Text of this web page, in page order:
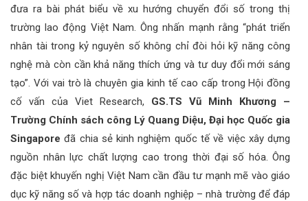
đưa ra bài phát biểu về xu hướng chuyển đổi số trong thị
trường lao động Việt Nam. Ông nhấn mạnh rằng “phát triển
nhân tài trong kỷ nguyên số không chỉ đòi hỏi kỹ năng công
nghệ mà còn cần khả năng thích ứng và tư duy đổi mới sáng
tạo”. Với vai trò là chuyên gia kinh tế cao cấp trong Hội đồng
cố vấn của Viet Research, GS.TS Vũ Minh Khương –
Trường Chính sách công Lý Quang Diệu, Đại học Quốc gia
Singapore đã chia sẻ kinh nghiệm quốc tế về việc xây dựng
nguồn nhân lực chất lượng cao trong thời đại số hóa. Ông
đặc biệt khuyến nghị Việt Nam cần đầu tư mạnh mẽ vào giáo
dục kỹ năng số và hợp tác doanh nghiệp – nhà trường để đáp